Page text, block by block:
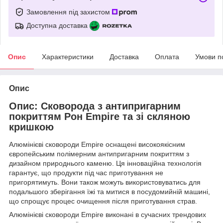
Замовлення під захистом
Доступна доставка
Опис Характеристики Доставка Оплата Умови
Опис
Опис: Сковорода з антипригарним
покриттям Рон Empire та зі скляною
кришкою
Алюмінієві сковороди Empire оснащені високоякісним
європейським полімерним антипригарним покриттям з
дизайном природнього каменю. Ця інноваційна технологія
гарантує, що продукти під час приготування не
пригорятимуть. Вони також можуть використовуватись для
подальшого зберігання їжі та митися в посудомийній машині,
що спрощує процес очищення після приготування страв.
Алюмінієві сковороди Empire виконані в сучасних трендових